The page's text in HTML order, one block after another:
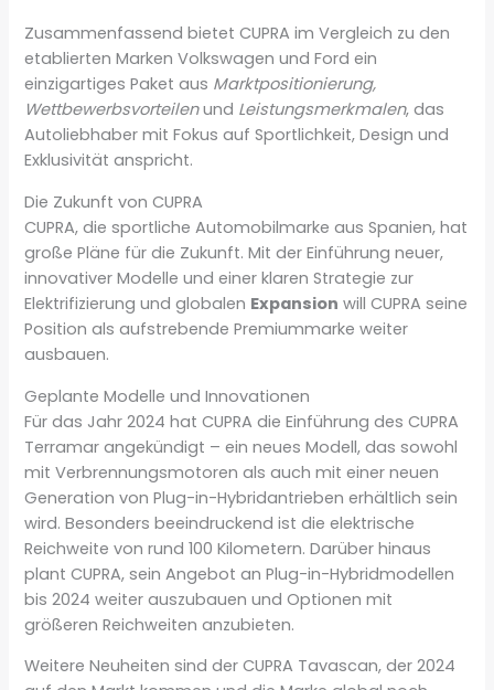
Zusammenfassend bietet CUPRA im Vergleich zu den
etablierten Marken Volkswagen und Ford ein
einzigartiges Paket aus Marktpositionierung,
Wettbewerbsvorteilenund Leistungsmerkmalen, das
Autoliebhaber mit Fokus auf Sportlichkeit, Design und
Exklusivität anspricht.
Die Zukunft von CUPRA
CUPRA, die sportliche Automobilmarke aus Spanien, hat
große Pläne für die Zukunft. Mit der Einführung neuer,
innovativer Modelle und einer klaren Strategie zur
Elektrifizierung und globalen Expansion will CUPRA seine
Position als aufstrebende Premiummarke weiter
ausbauen.
Geplante Modelle und Innovationen
Für das Jahr 2024 hat CUPRA die Einführung des CUPRA
Terramar angekündigt – ein neues Modell, das sowohl
mit Verbrennungsmotoren als auch mit einer neuen
Generation von Plug-in-Hybridantrieben erhältlich sein
wird. Besonders beeindruckend ist die elektrische
Reichweite von rund 100 Kilometern. Darüber hinaus
plant CUPRA, sein Angebot an Plug-in-Hybridmodellen
bis 2024 weiter auszubauen und Optionen mit
größeren Reichweiten anzubieten.
Weitere Neuheiten sind der CUPRA Tavascan, der 2024